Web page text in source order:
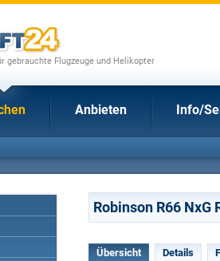
gebrauchte Flugzeuge und Helikopter
Anbieten Info/
Robinson R66 NxG
Übersicht Details